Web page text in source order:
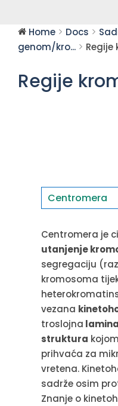
Home Docs
genom/kro...
Regije
Centromera
Centromera je
utanjenje
segregaciju
kromosoma
vezana
troslojna
struktura
prihvaća za
vretena.
sadrže osim
Znanje o